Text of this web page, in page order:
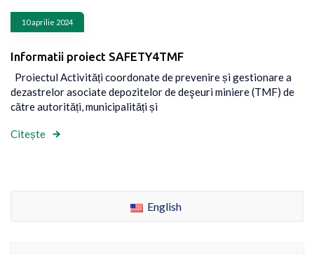
10 aprilie 2024
Informatii proiect SAFETY4TMF
Proiectul Activități coordonate de prevenire și gestionare a
dezastrelor asociate depozitelor de deşeuri miniere (TMF) de
către autorități, municipalități și
Citește
English